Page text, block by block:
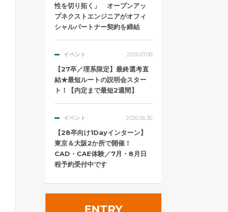
性を切り拓く」 オープンアッ
プネクストエンジニアがオフィ
シャルパートナー契約を締結
イベント 2026.07.08
【27卒／理系限定】最終選考直
結★最短ルートの説明会スター
ト！【内定まで最短2週間】
イベント 2026.06.30
【28卒向け1Dayインターン】
東京＆大阪2か所で開催！
CAD・CAE体験／7月・8月日
程予約受付中です
ENTRY